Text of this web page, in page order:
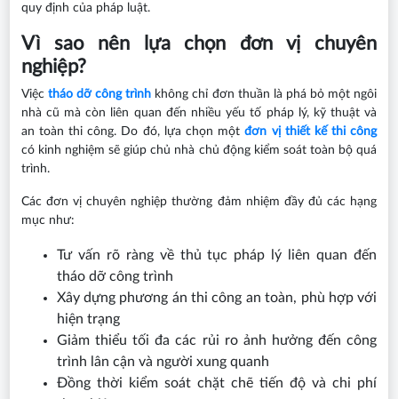
quy định của pháp luật.
Vì sao nên lựa chọn đơn vị chuyên
nghiệp?
Việc tháo dỡ công trình không chỉ đơn thuần là phá bỏ một ngôi
nhà cũ mà còn liên quan đến nhiều yếu tố pháp lý, kỹ thuật và
an toàn thi công. Do đó, lựa chọn mộtđơn vị thiết kế thi công
có kinh nghiệm sẽ giúp chủ nhà chủ động kiểm soát toàn bộ quá
trình.
Các đơn vị chuyên nghiệp thường đảm nhiệm đầy đủ các hạng
mục như:
Tư vấn rõ ràng về thủ tục pháp lý liên quan đến
tháo dỡ công trình
Xây dựng phương án thi công an toàn, phù hợp với
hiện trạng
Giảm thiểu tối đa các rủi ro ảnh hưởng đến công
trình lân cận và người xung quanh
Đồng thời kiểm soát chặt chẽ tiến độ và chi phí